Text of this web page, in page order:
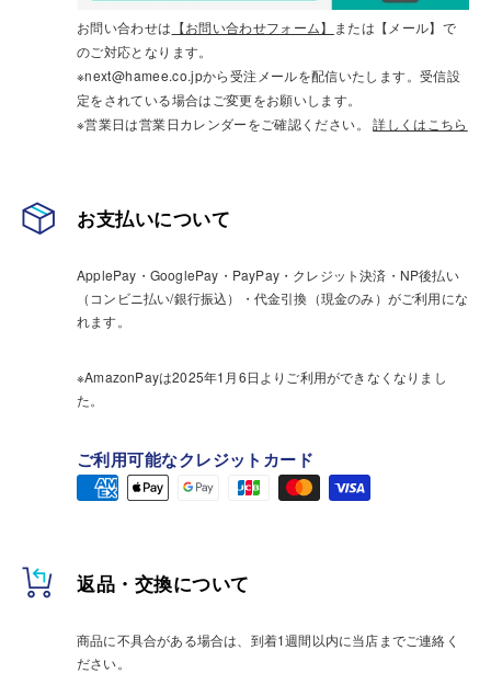
お問い合わせは 【お問い合わせフォーム】 または【メール】で
のご対応となります。
※next@hamee.co.jpから受注メールを配信いたします。受信設
定をされている場合はご変更をお願いします。
※営業日は営業日カレンダーをご確認ください。詳しくはこちら
お支払いについて
ApplePay・GooglePay・PayPay・クレジット決済・NP後払い
（コンビニ払い/銀行振込）・代金引換（現金のみ）がご利用にな
れます。
※AmazonPayは2025年1月6日よりご利用ができなくなりまし
た。
ご利用可能なクレジットカード
返品・交換について
商品に不具合がある場合は、到着1週間以内に当店までご連絡く
ださい。